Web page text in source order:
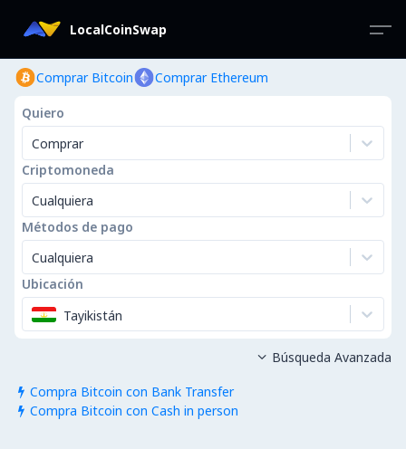
LocalCoinSwap
Comprar Bitcoin Comprar Ethereum
Quiero
Comprar
Criptomoneda
Cualquiera
Métodos de pago
Cualquiera
Ubicación
Tayikistán
 Compra Bitcoin con Bank Transfer
 Compra Bitcoin con Cash in person
 Búsqueda Avanzada